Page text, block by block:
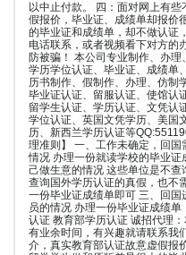
以中止付款。 四：面对网上有
假报价，毕业证、成绩单却报价
的毕业证和成绩单，却不做认证
电话联系，或者视频看下对方的
防被骗！ 本公司专业制作、办
学历学位认证、毕业证、成绩单
历书制作、假制作、办理、仿制
毕业证认证、留服认证、使馆认
留学生认证、学历认证、文凭认
学位认证、英国文凭学历、美国
历、新西兰学历认证等
理准则】 一、工作未确定，回
情况 办理一份就读学校的毕业
己做生意的情况 这些单位是不
查询国外学历认证的真假，也不
一份毕业证成绩单即可 三、回
员的情况 办理一份毕业证成绩
认证 教育部学历认证 诚招代理
有业余时间，有兴趣就请联系我
介，真实教育部认证故意虚假报